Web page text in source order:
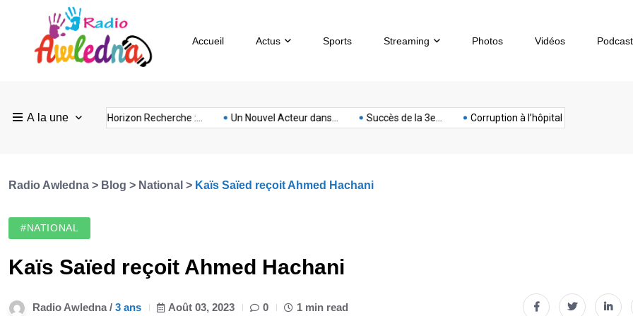
Accueil Actus Sports Streaming Photos Vidéos
A la une
:... FEF Horizon Recherche :... Un Nouvel Acteur dans... Succès de la 3e... Corruption à l’hôpital de...
nubia prison
Radio
Awledna
Realme
Sevilla
FC
Smartphone
sous-
marin
Spectacle Sport Tech terrorisme
Radio Awledna > Blog > National > Kaïs Saïed reçoit Ahmed Hachani
#NATIONAL
Kaïs Saïed reçoit Ahmed Hachani
Radio Awledna / 3 ans Août 03, 2023 0 1 min read